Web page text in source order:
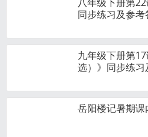
同步练习及参考
九年级下册第
选）》同步练习
岳阳楼记暑期